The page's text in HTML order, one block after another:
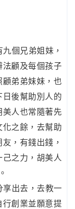
個兄弟姐妹，
法顧及每個孩子
弟弟妹妹，也
後幫助別人的
美人也常隨著先
之餘，去幫助
，有錢出錢，
之力，胡美人
出去，去教一
創業並願意提